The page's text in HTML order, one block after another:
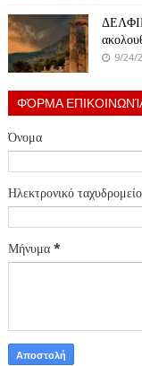
9/24/
ΦΌΡΜΑ
Όνομα
Ηλεκτρονικό ταχυδρομείο
Μήνυμα *